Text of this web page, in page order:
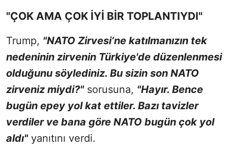
"ÇOK AMA ÇOK İYİ BİR TOPLANTIYDI"
Trump, "NATO Zirvesi’ne katılmanızın tek
nedeninin zirvenin Türkiye'de düzenlenmesi
olduğunu söylediniz. Bu sizin son NATO
zirveniz miydi?"sorusuna, "Hayır. Bence
bugün epey yol kat ettiler. Bazı tavizler
verdiler ve bana göre NATO bugün çok yol
aldı"yanıtını verdi.